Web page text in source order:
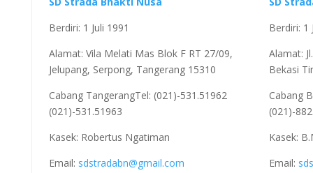
Berdiri: 1 Juli 1991
Alamat: Vila Melati Mas Blok F RT 27/09,
Jelupang, Serpong, Tangerang 15310
Cabang TangerangTel: (021)-531.51962
(021)-531.51963
Kasek: Robertus Ngatiman
Email: sdstradabn@gmail.com
Berdiri: 1
Alamat:
Bekasi
Cabang
(021)-
Kasek:
Email: